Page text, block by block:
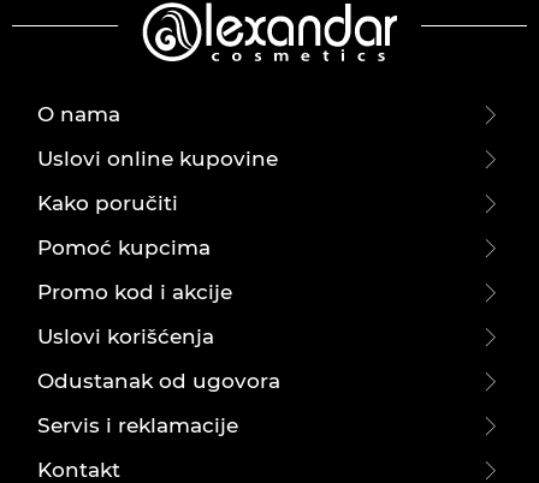
O nama
Uslovi online kupovine
Kako poručiti
Pomoć kupcima
Promo kod i akcije
Uslovi korišćenja
Odustanak od ugovora
Servis i reklamacije
Kontakt